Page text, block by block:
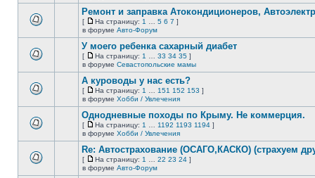
непрочитанных
сообщений.
непрочитанных
сообщений.
этой
непрочитанных
Ремонт и заправка Атокондиционеров,
[
На
страницу
На страницу: 1 5 6 7 ]
в форуме Авто-Форум
этой
непрочитанных
сообщений.
У моего ребенка сахарный диабет
[
На
страницу
На страницу: 1 33 34 35 ]
в форуме Севастопольские мамы
этой
непрочитанных
сообщений.
А куроводы у нас есть?
[
На
страницу
На страницу: 1 151 152 153 ]
в форуме Хобби / Увлечения
этой
непрочитанных
Однодневные походы по Крыму. Не коммерция.
[
На
страницу
На страницу: 1 1192 1193 1194 ]
в форуме Хобби / Увлечения
этой
Re: Автострахование (ОСАГО,КАСКО) (страхуем
[
На
страницу
На страницу: 1 22 23 24 ]
в форуме Авто-Форум